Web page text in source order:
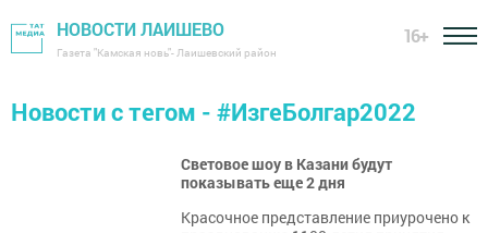
НОВОСТИ ЛАИШЕВО
Газета "Камская новь"- Лаишевский район
16+
Новости с тегом - #ИзгеБолгар2022
Световое шоу в Казани будут
показывать еще 2 дня
Красочное представление приурочено к